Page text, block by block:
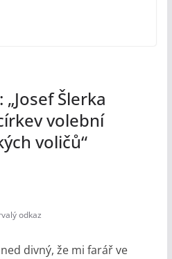
„Josef Šlerka
volební
voličů“
odkaz
divný, že mi farář ve